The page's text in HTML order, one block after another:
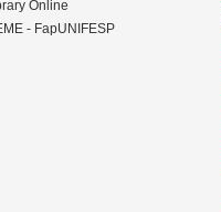
Online
- FapUNIFESP